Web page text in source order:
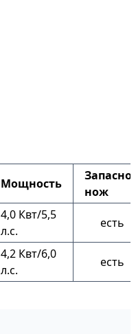
Мощность
нож
4,0 Квт/5,5
л.с.
есть
4,2 Квт/6,0
л.с.
есть